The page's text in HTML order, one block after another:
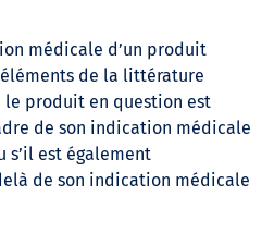
médicale d’un produit
de la littérature
produit en question est
de son indication médicale
s’il est également
de son indication médicale